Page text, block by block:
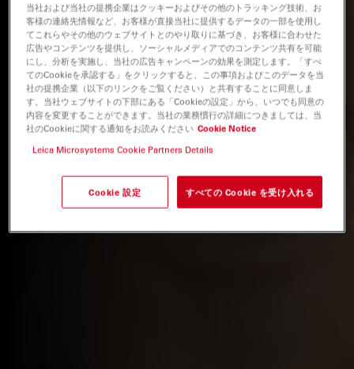
当社および当社の提携企業はクッキーおよびその他のトラッキング技術、お
客様の連絡先情報など、お客様が直接当社に提供するデータの一部を使用し
てこれらやその他のウェブサイトとのやり取りに基づき、お客様に合わせた
広告やコンテンツを提供し、ソーシャルメディアでのコンテンツ共有を可能
にし、分析を実施し、当社の広告キャンペーンの効果を測定します。「すべ
てのCookieを承認する」をクリックすると、この事項およびこのデータを当
社の提携企業（以下のリンクをご覧ください）と共有することに同意しま
す。当社ウェブサイトの下部にある「Cookieの設定」から、いつでも同意の
内容を変更することができます。当社の業務慣行の詳細につきましては、当
社のCookieに関する通知をお読みください Cookie Notice
Leica Microsystems Cookie Partners Details
Cookie 設定 すべての Cookie を受け入れる